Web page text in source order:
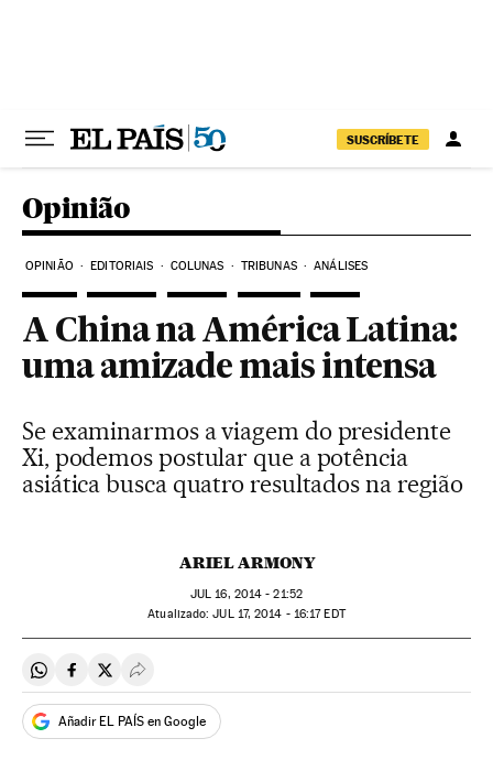
SUSCRÍBETE
Opinião
OPINIÃO EDITORIAIS COLUNAS TRIBUNAS ANÁLISES
A China na América Latina:
uma amizade mais intensa
Se examinarmos a viagem do presidente
Xi, podemos postular que a potência
asiática busca quatro resultados na região
ARIEL ARMONY
JUL 16, 2014 - 21:52
atualizado: JUL17, 2014 - 16:17EDT
Compartir en Whatsapp
Compartir en Facebook
Compartir en Twitter
Desplegar Redes Sociales
Añadir EL PAÍS en Google